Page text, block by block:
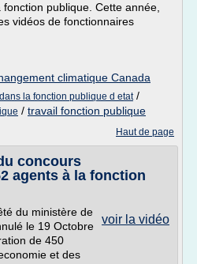
publique. Cette année,
vidéos de fonctionnaires
climatique Canada
la fonction publique d etat/
/ travail fonction publique
Haut de page
concours
agents à la fonction
voir la vidéo
du ministère de
le 19 Octobre
de 450
et des